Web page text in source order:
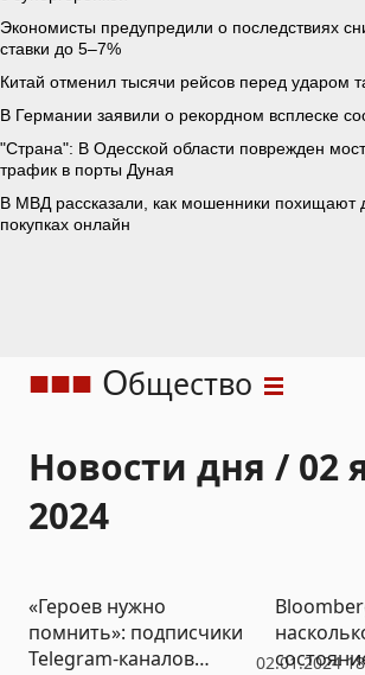
Общество
Новости дня / 02
2024
02.01.2024
«Героев нужно
помнить»: подписчики
Telegram-каналов